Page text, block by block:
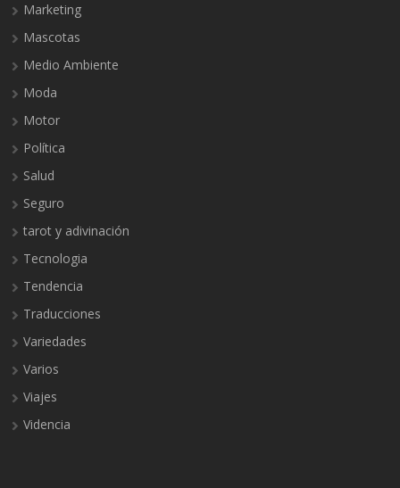
Marketing
Mascotas
Medio Ambiente
Moda
Motor
Política
Salud
Seguro
tarot y adivinación
Tecnologia
Tendencia
Traducciones
Variedades
Varios
Viajes
Videncia